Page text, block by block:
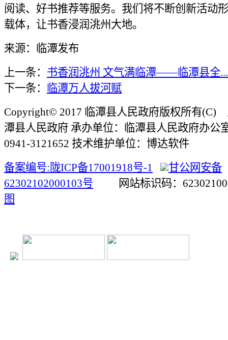
阅读、好书推荐等服务。我们将不断创新活动
载体，让书香浸润洮州大地。
来源：临潭发布
上一条： 书香润洮州 文气满临潭——临潭县全...
下一条： 临潭万人拔河赋
Copyright© 2017 临潭县人民政府版权所有(C)
潭县人民政府 承办单位：临潭县人民政府办
0941-3121652 技术维护单位：博达软件
备案编号:陇ICP备17001918号-1
甘公网安备
62302102000103号 网站标识码：
图